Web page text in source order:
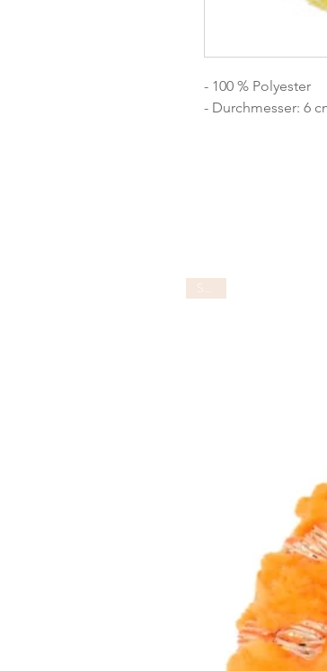
- 100 % Polyester
- Durchmesser: 6
SALE